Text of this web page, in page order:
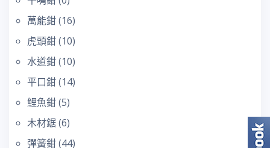
萬能鉗(16)
虎頭鉗(10)
水道鉗(10)
平口鉗(14)
鯉魚鉗(5)
木材鋸(6)
彈簧鉗(44)